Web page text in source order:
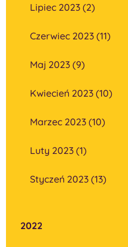
Lipiec 2023 (2)
Czerwiec 2023 (11)
Maj 2023 (9)
Kwiecień 2023 (10)
Marzec 2023 (10)
Luty 2023 (1)
Styczeń 2023 (13)
2022